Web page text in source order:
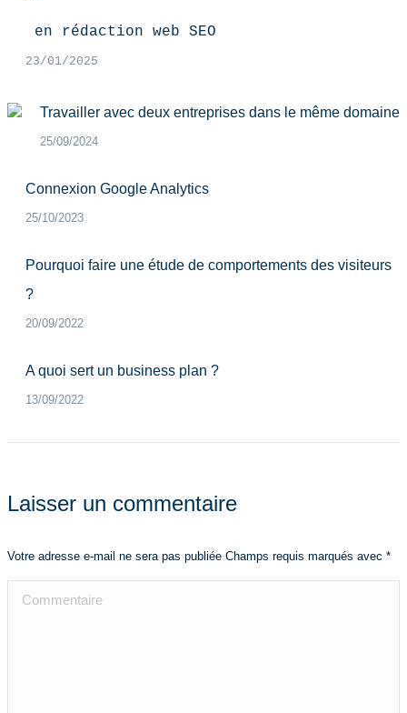
en rédaction web SEO
23/01/2025
Travailler avec deux entreprises dans le même domaine
25/09/2024
Connexion Google Analytics
25/10/2023
Pourquoi faire une étude de comportements des visiteurs
?
20/09/2022
A quoi sert un business plan ?
13/09/2022
Laisser un commentaire
Votre adresse e-mail ne sera pas publiée Champs requis marqués avec *
Commentaire